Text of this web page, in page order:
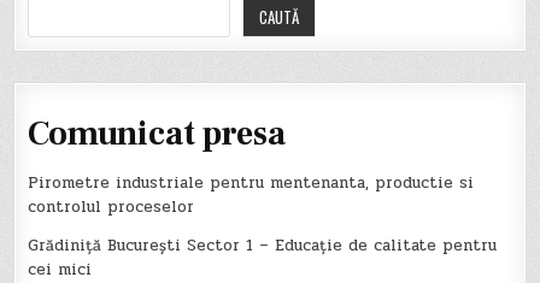
CAUTĂ
Comunicat presa
Pirometre industriale pentru mentenanta, productie si
controlul proceselor
Grădiniță București Sector 1 – Educație de calitate pentru
cei mici